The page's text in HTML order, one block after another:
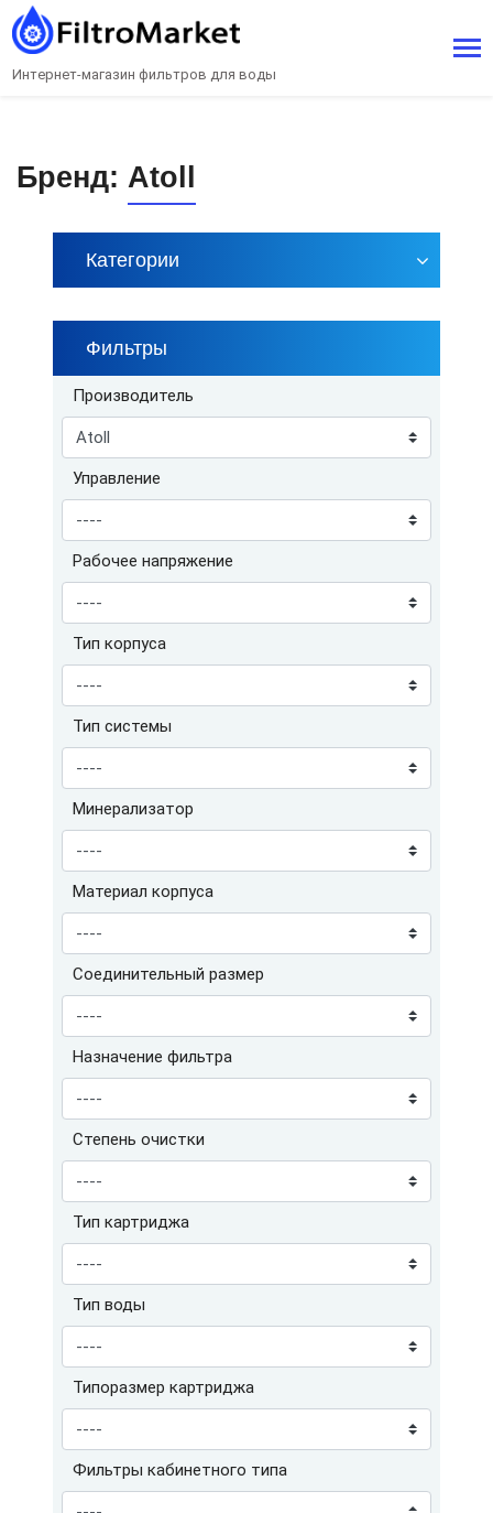
Интернет-магазин фильтров для воды
Бренд: Atoll
Категории
Фильтры
Производитель
Управление
Рабочее напряжение
Тип корпуса
Тип системы
Минерализатор
Материал корпуса
Соединительный размер
Назначение фильтра
Степень очистки
Тип картриджа
Тип воды
Типоразмер картриджа
Фильтры кабинетного типа